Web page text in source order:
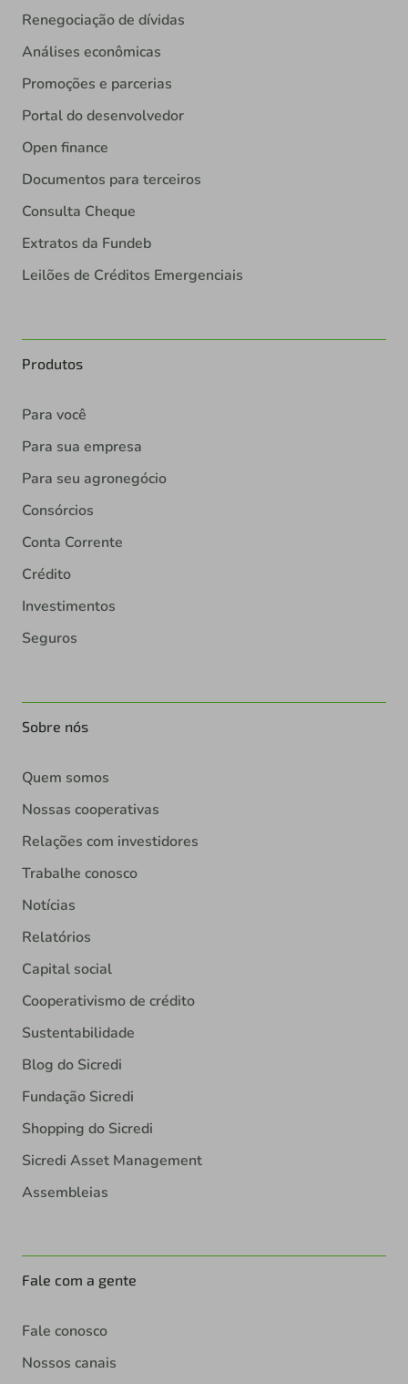
Renegociação de dívidas
Análises econômicas
Promoções e parcerias
Portal do desenvolvedor
Open finance
Documentos para terceiros
Consulta Cheque
Extratos da Fundeb
Leilões de Créditos Emergenciais
Produtos
Para você
Para sua empresa
Para seu agronegócio
Consórcios
Conta Corrente
Crédito
Investimentos
Seguros
Sobre nós
Quem somos
Nossas cooperativas
Relações com investidores
Trabalhe conosco
Notícias
Relatórios
Capital social
Cooperativismo de crédito
Sustentabilidade
Blog do Sicredi
Fundação Sicredi
Shopping do Sicredi
Sicredi Asset Management
Assembleias
Fale com a gente
Fale conosco
Nossos canais